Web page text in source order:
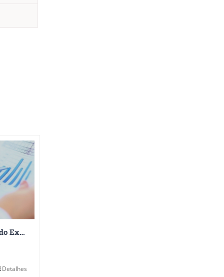
Encerramento do Exercício
Detalhes